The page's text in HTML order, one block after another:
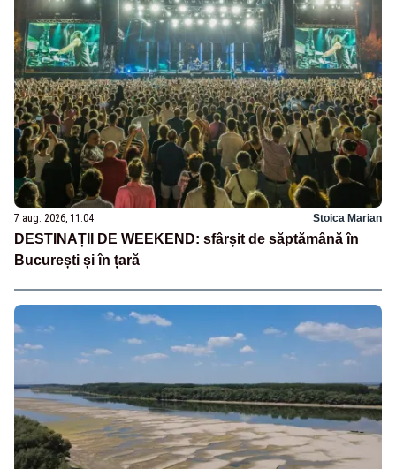
7 aug. 2026, 11:04 Stoica Marian
DESTINAȚII DE WEEKEND: sfârșit de săptămână în
București și în țară